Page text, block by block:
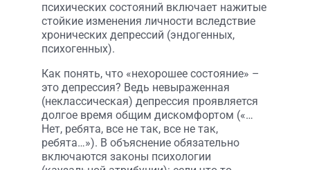
психических состояний включает нажитые
стойкие изменения личности вследствие
хронических депрессий (эндогенных,
психогенных).
Как понять, что «нехорошее состояние» –
это депрессия? Ведь невыраженная
(неклассическая) депрессия проявляется
долгое время общим дискомфортом («…
Нет, ребята, все не так, все не так,
ребята…»). В объяснение обязательно
включаются законы психологии